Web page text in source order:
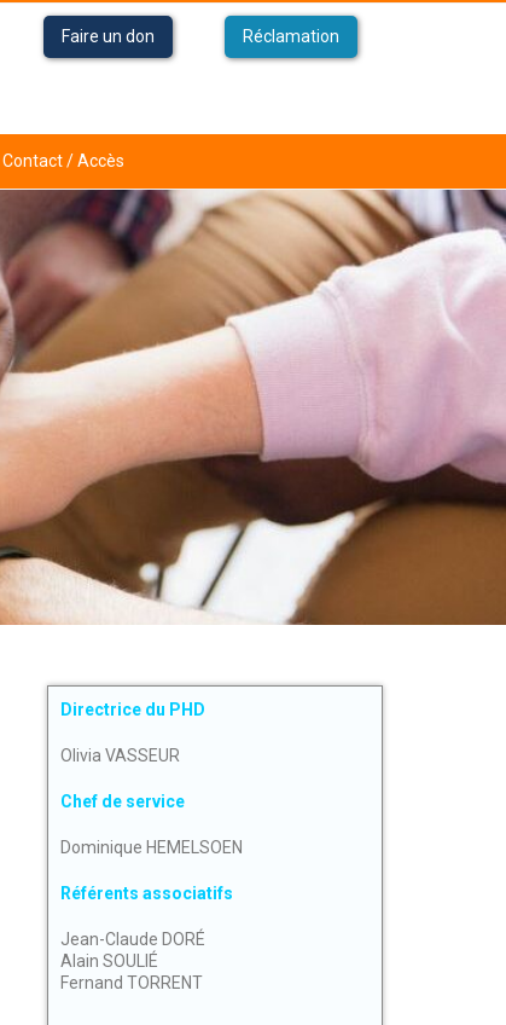
Faire un don Réclamation
Contact / Accès
Directrice du PHD
Olivia VASSEUR
Chef de service
Dominique HEMELSOEN
Référents associatifs
Jean-Claude DORÉ
Alain SOULIÉ
Fernand TORRENT